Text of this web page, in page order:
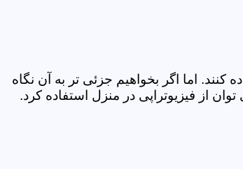
اما اگر بخواهیم جزئی تر به آن نگاه
از فیزیوتراپی در منزل استفاده کرد.